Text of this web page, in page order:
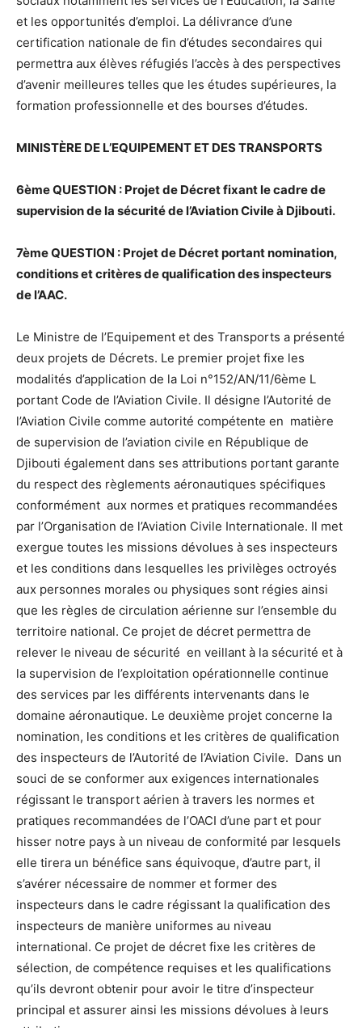
et les opportunités d’emploi. La délivrance d’une
certification nationale de fin d’études secondaires qui
permettra aux élèves réfugiés l’accès à des perspectives
d’avenir meilleures telles que les études supérieures, la
formation professionnelle et des bourses d’études.
MINISTÈRE DE L’EQUIPEMENT ET DES TRANSPORTS
6ème QUESTION : Projet de Décret fixant le cadre de
supervision de la sécurité de l’Aviation Civile à Djibouti.
7ème QUESTION : Projet de Décret portant nomination,
conditions et critères de qualification des inspecteurs
de l’AAC.
Le Ministre de l’Equipement et des Transports a présenté
deux projets de Décrets. Le premier projet fixe les
modalités d’application de la Loi n°152/AN/11/6ème L
portant Code de l’Aviation Civile. Il désigne l’Autorité de
l’Aviation Civile comme autorité compétente en matière
de supervision de l’aviation civile en République de
Djibouti également dans ses attributions portant garante
du respect des règlements aéronautiques spécifiques
conformément aux normes et pratiques recommandées
par l’Organisation de l’Aviation Civile Internationale. Il met
exergue toutes les missions dévolues à ses inspecteurs
et les conditions dans lesquelles les privilèges octroyés
aux personnes morales ou physiques sont régies ainsi
que les règles de circulation aérienne sur l’ensemble du
territoire national. Ce projet de décret permettra de
relever le niveau de sécurité en veillant à la sécurité et à
la supervision de l’exploitation opérationnelle continue
des services par les différents intervenants dans le
domaine aéronautique. Le deuxième projet concerne la
nomination, les conditions et les critères de qualification
des inspecteurs de l’Autorité de l’Aviation Civile. Dans un
souci de se conformer aux exigences internationales
régissant le transport aérien à travers les normes et
pratiques recommandées de l’OACI d’une part et pour
hisser notre pays à un niveau de conformité par lesquels
elle tirera un bénéfice sans équivoque, d’autre part, il
s’avérer nécessaire de nommer et former des
inspecteurs dans le cadre régissant la qualification des
inspecteurs de manière uniformes au niveau
international. Ce projet de décret fixe les critères de
sélection, de compétence requises et les qualifications
qu’ils devront obtenir pour avoir le titre d’inspecteur
principal et assurer ainsi les missions dévolues à leurs